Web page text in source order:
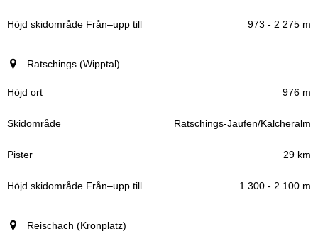
973 - 2 275 m
Ratschings (Wipptal)
976 m
Ratschings-Jaufen/Kalcheralm
29 km
1 300 - 2 100 m
Reischach (Kronplatz)